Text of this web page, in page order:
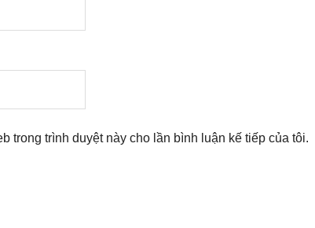
trong trình duyệt này cho lần bình luận kế tiếp của tôi.